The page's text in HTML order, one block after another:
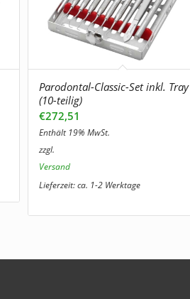
Parodontal-Classic-Set inkl. Tray
(10-teilig)
€272,51
Enthält 19% MwSt.
zzgl.
Versand
Lieferzeit: ca. 1-2 Werktage